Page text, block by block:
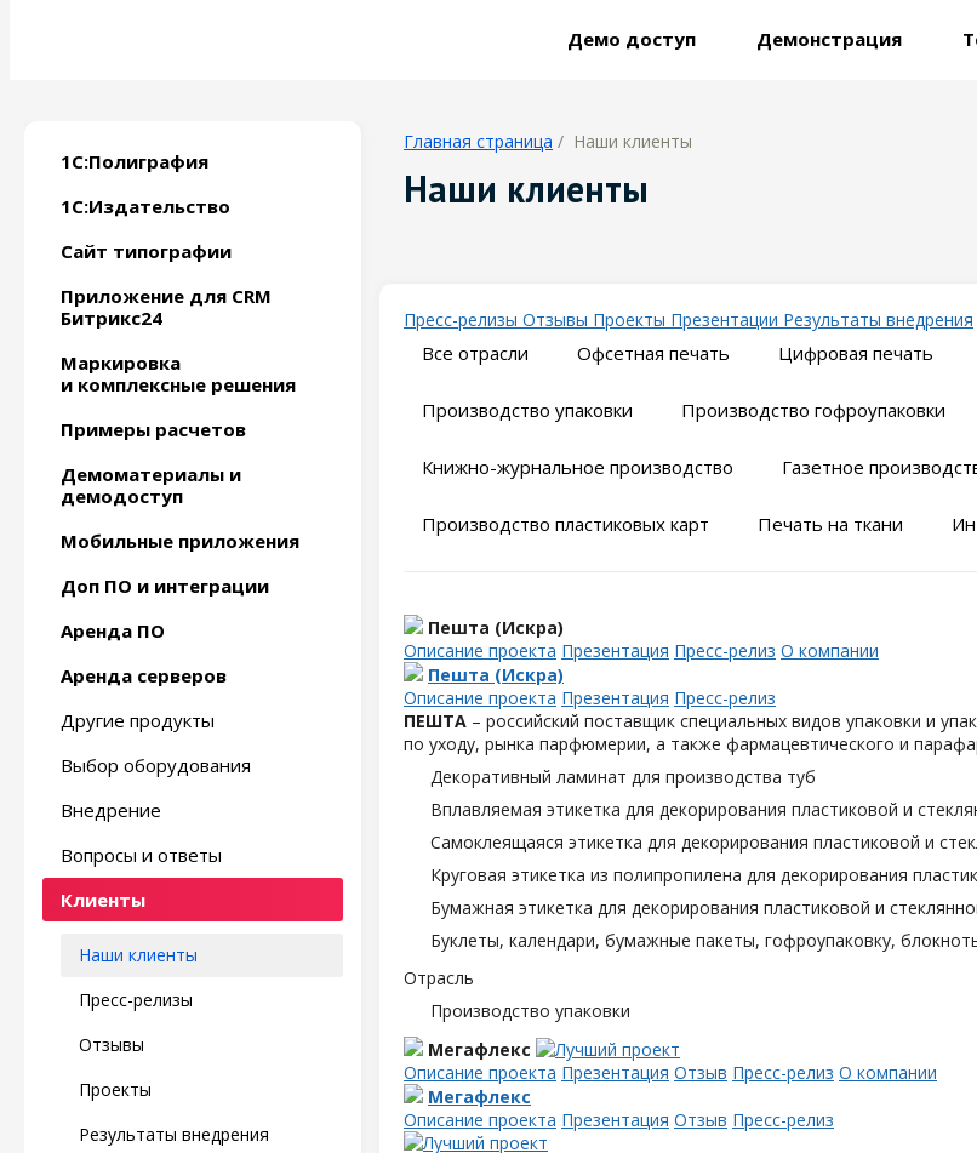
Демо доступ Демонстрация
1С:Полиграфия
1С:Издательство
Сайт типографии
Приложение для CRM
Битрикс24
Маркировка
и комплексные решения
Примеры расчетов
Демоматериалы и
демодоступ
Мобильные приложения
Доп ПО и интеграции
Аренда ПО
Аренда серверов
Другие продукты
Выбор оборудования
Внедрение
Вопросы и ответы
Клиенты
Наши клиенты
Пресс-релизы
Отзывы
Проекты
Результаты внедрения
Главная страница / Наши клиенты
Наши клиенты
Пресс-релизы Отзывы Проекты Презентации Результаты внедрения
Все отрасли Офсетная печать Цифровая печать
Производство упаковки Производство гофроупаковки
Книжно-журнальное производство Газетное
Производство пластиковых карт Печать на ткани
Пешта (Искра)
Описание проекта Презентация Пресс-релиз О компании
Пешта (Искра)
Описание проекта Презентация Пресс-релиз
ПЕШТА – российский поставщик специальных видов упаковки и
по уходу, рынка парфюмерии, а также фармацевтического и
Декоративный ламинат для производства туб
Вплавляемая этикетка для декорирования пластиковой и
Самоклеящаяся этикетка для декорирования пластиковой и
Круговая этикетка из полипропилена для декорирования
Бумажная этикетка для декорирования пластиковой и
Буклеты, календари, бумажные пакеты, гофроупаковку,
Отрасль
Производство упаковки
Мегафлекс
Описание проекта Презентация Отзыв Пресс-релиз О компании
Мегафлекс
Описание проекта Презентация Отзыв Пресс-релиз